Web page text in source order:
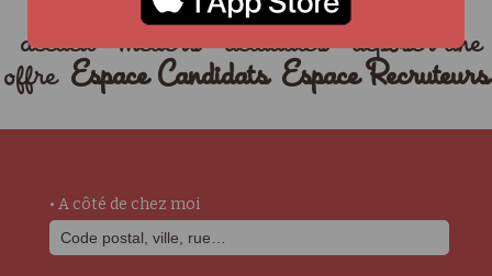
accueil métiers actualités
déposer une
offre Espace Candidats Espace Recruteurs
• A côté de chez moi